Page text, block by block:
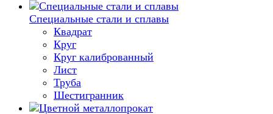
Специальные стали и сплавы
Квадрат
Круг
Круг калиброванный
Лист
Труба
Шестигранник